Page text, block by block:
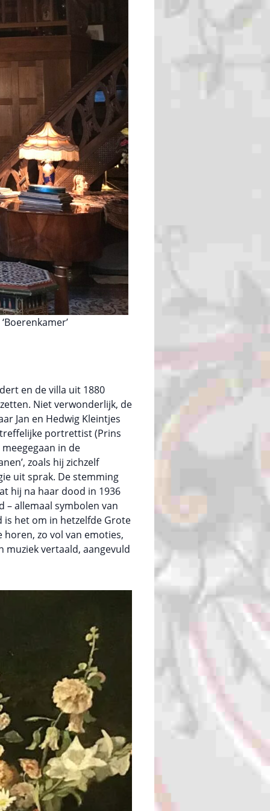
en de villa uit 1880
Niet verwonderlijk, de
Jan en Hedwig Kleintjes
portrettist (Prins
in de
zoals hij zichzelf
uit sprak. De stemming
hij na haar dood in 1936
– allemaal symbolen van
is het om in hetzelfde Grote
horen, zo vol van emoties,
vertaald, aangevuld